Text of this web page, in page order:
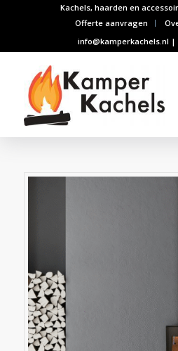
Kachels, haarden en
Offerte aanvragen
info@kamperkachels.nl |